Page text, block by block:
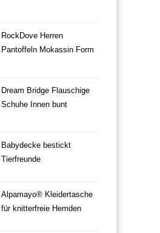
RockDove Herren
Pantoffeln Mokassin Form
Dream Bridge Flauschige
Schuhe Innen bunt
Babydecke bestickt
Tierfreunde
Alpamayo® Kleidertasche
für knitterfreie Hemden